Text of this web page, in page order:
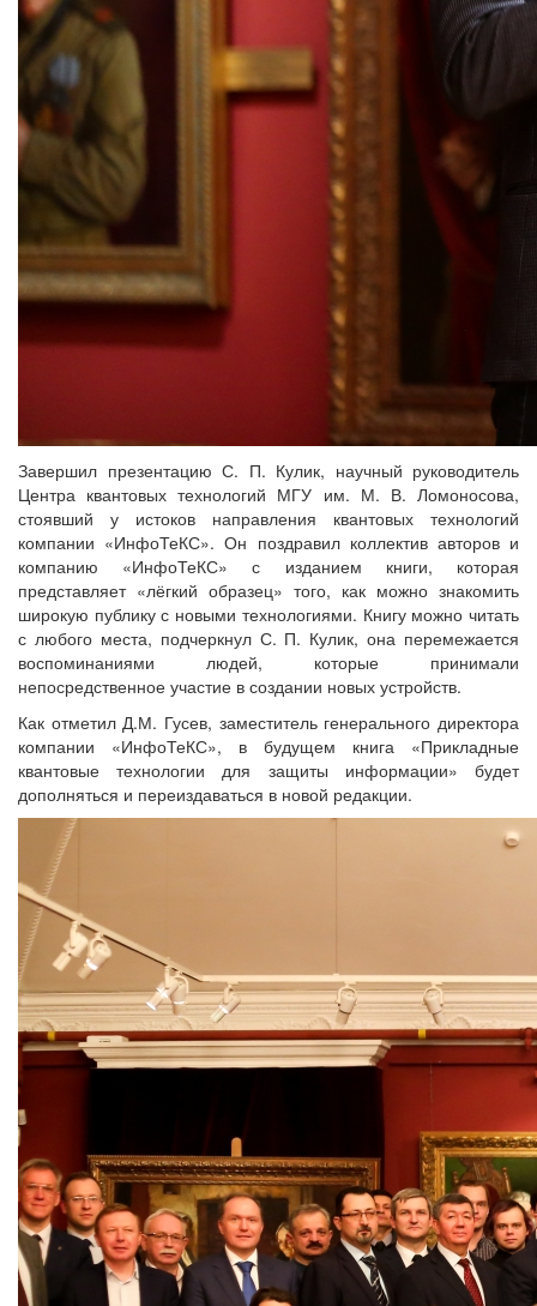
Завершил презентацию С. П. Кулик, научный руководитель
Центра квантовых технологий МГУ им. М. В. Ломоносова,
стоявший у истоков направления квантовых технологий
компании «ИнфоТеКС». Он поздравил коллектив авторов и
компанию «ИнфоТеКС» с изданием книги, которая
представляет «лёгкий образец» того, как можно знакомить
широкую публику с новыми технологиями. Книгу можно читать
с любого места, подчеркнул С. П. Кулик, она перемежается
воспоминаниями людей, которые принимали
непосредственное участие в создании новых устройств.
Как отметил Д.М. Гусев, заместитель генерального директора
компании «ИнфоТеКС», в будущем книга «Прикладные
квантовые технологии для защиты информации» будет
дополняться и переиздаваться в новой редакции.